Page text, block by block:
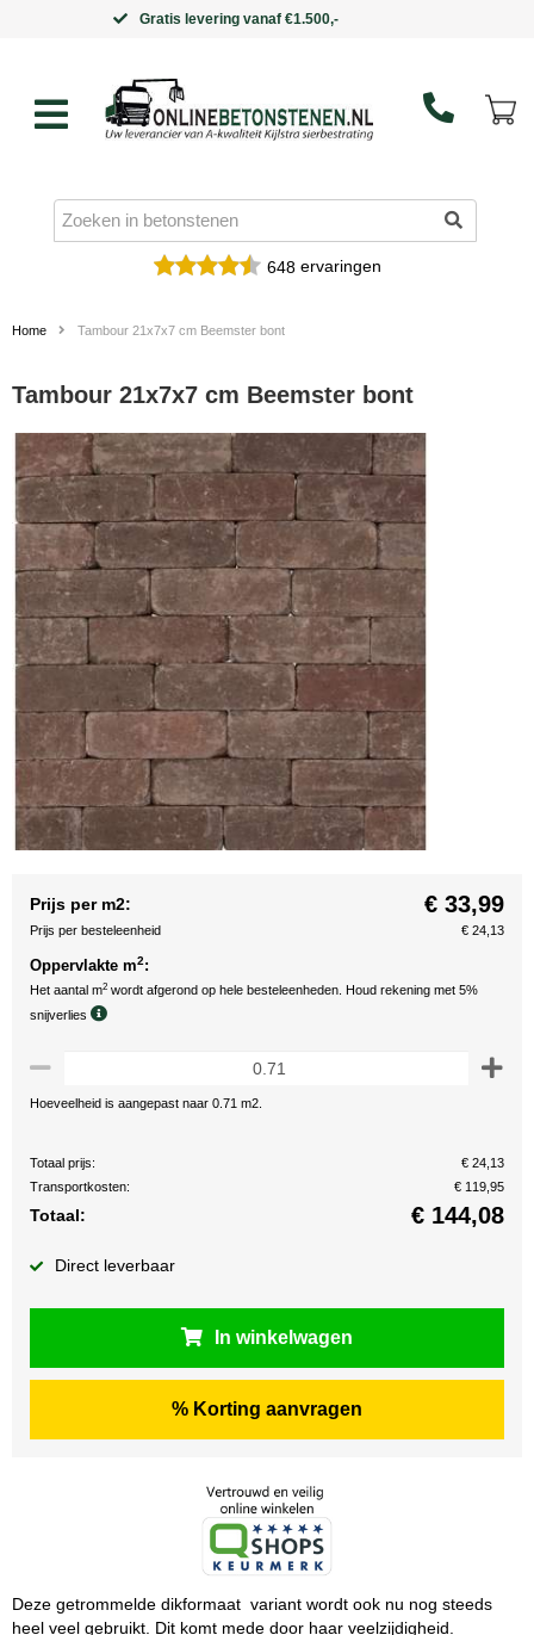
Binnen 5 werkdagen in huis
648ervaringen
Home Tambour 21x7x7 cm Beemster bont
Tambour 21x7x7 cm Beemster bont
Prijs per m2: € 33,99
Prijs per besteleenheid € 24,13
Oppervlakte m2:
Het aantal m2 wordt afgerond op hele besteleenheden. Houd rekening met 5%
snijverlies
Hoeveelheid is aangepast naar 0.71 m2.
Totaal prijs:
€ 24,13
Transportkosten:
€ 119,95
Totaal: € 144,08
Direct leverbaar
In winkelwagen
% Korting aanvragen
Deze getrommelde dikformaat variant wordt ook nu nog steeds
heel veel gebruikt. Dit komt mede door haar veelzijdigheid.